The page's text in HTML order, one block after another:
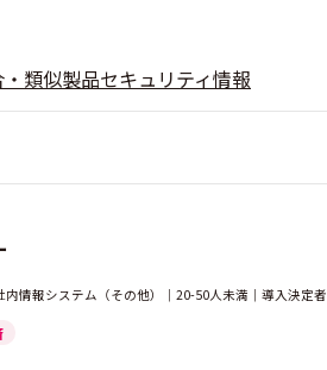
類似製品セキュリティ情報
情報システム（その他）｜20-50人未満｜導入決定